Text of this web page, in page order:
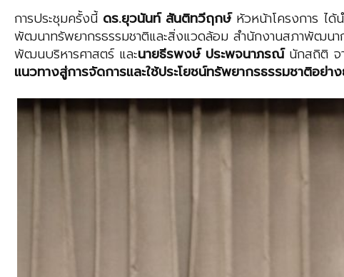
การประชุมครั้งนี้ ดร.ยุวนันท์ สันติทวีฤกษ์หัวหน้าโครงการ ได้
พัฒนาทรัพยากรธรรมชาติและสิ่งแวดล้อม สำนักงานสภาพัฒนา
พัฒนบริหารศาสตร์ และนายธีรพงษ์ ประพจนาภรณ์นักสถิติ จา
แนวทางสู่การจัดการและใช้ประโยชน์ทรัพยากรธรรมชาติอย่า